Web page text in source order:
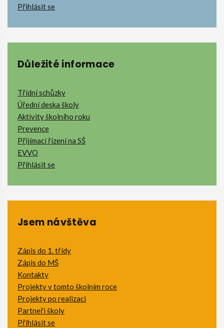
Přihlásit se
Důležité informace
Třídní schůzky
Úřední deska školy
Aktivity školního roku
Prevence
Přijímací řízení na SŠ
EVVO
Přihlásit se
Jsem návštěva
Zápis do 1. třídy
Zápis do MŠ
Kontakty
Projekty v tomto školním roce
Projekty po realizaci
Partneři školy
Přihlásit se